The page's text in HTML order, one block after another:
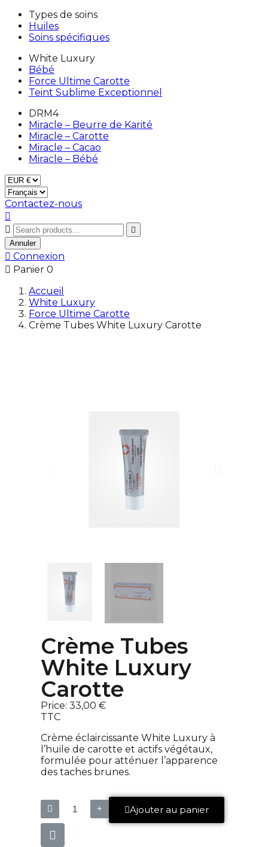
Types de soins
Huiles
Soins spécifiques
White Luxury
Bébé
Force Ultime Carotte
Teint Sublime Exceptionnel
DRM4
Miracle – Beurre de Karité
Miracle – Carotte
Miracle – Cacao
Miracle – Bébé
Contactez-nous



Annuler
 Connexion
 Panier 0
Accueil
White Luxury
Force Ultime Carotte
Crème Tubes White Luxury Carotte
Crème Tubes
White Luxury
Carotte
Price: 33,00 €
TTC
Crème éclaircissante White Luxury à
l’huile de carotte et actifs végétaux,
formulée pour atténuer l’apparence
des taches brunes.
Ajouter au panier